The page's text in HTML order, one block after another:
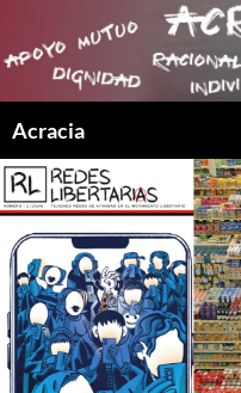
Acracia
AL
CONTENIDO